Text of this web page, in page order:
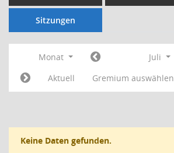
Sitzungen
Monat Juli
Aktuell
Gremium auswählen
Keine Daten gefunden.